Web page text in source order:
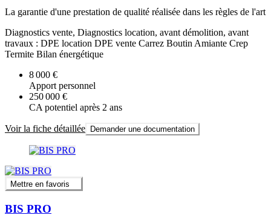
La garantie d'une prestation de qualité réalisée dans les règles de l'art
Diagnostics vente, Diagnostics location, avant démolition, avant
travaux : DPE location DPE vente Carrez Boutin Amiante Crep
Termite Bilan énergétique
8 000 €
Apport personnel
250 000 €
CA potentiel après 2 ans
Voir la fiche détaillée Demander une documentation
Mettre en favoris
BIS PRO